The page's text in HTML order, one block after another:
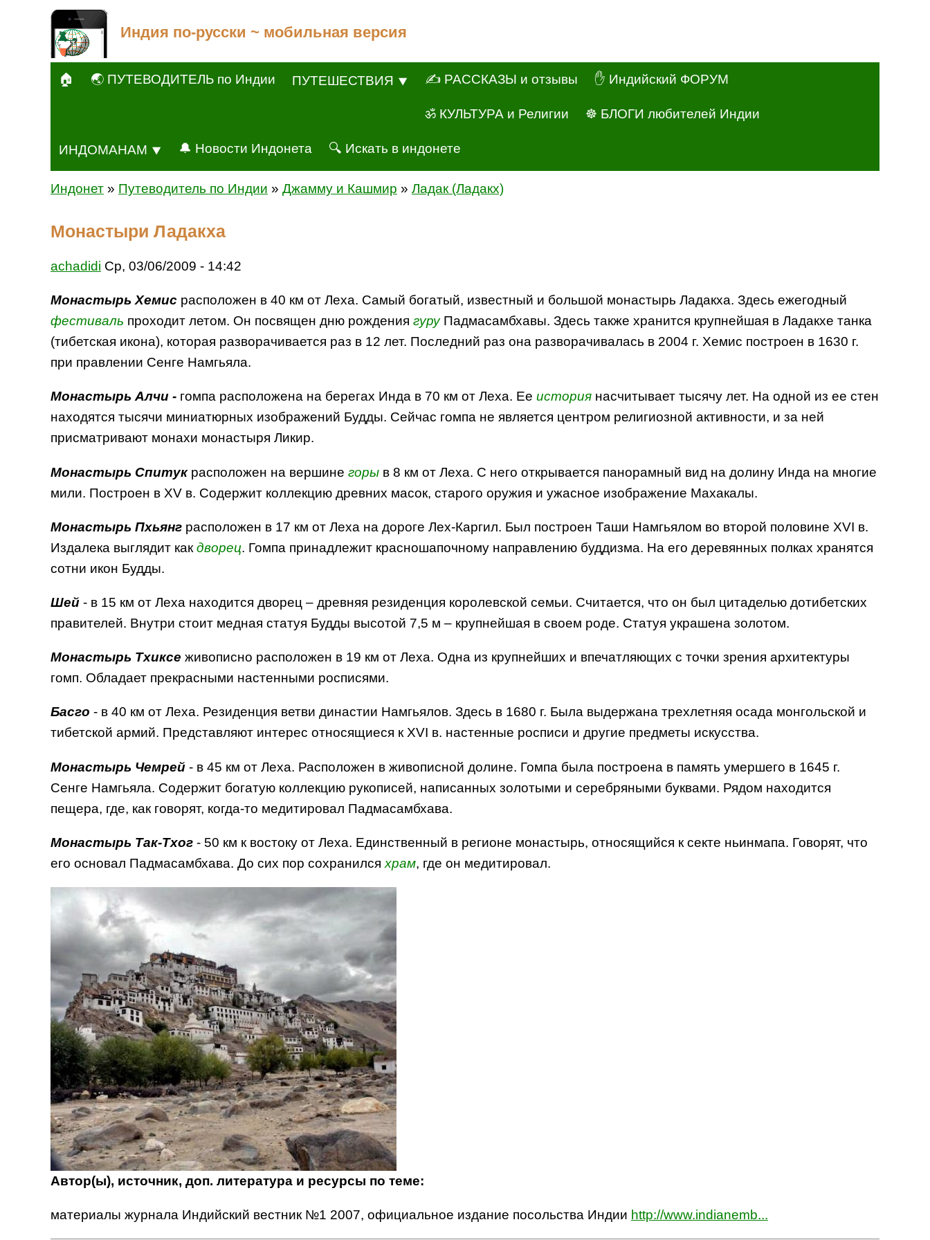
Индия по-русски ~ мобильная версия
🏠 🌏 ПУТЕВОДИТЕЛЬ по Индии ПУТЕШЕСТВИЯ ⯆ ✍ РАССКАЗЫ и отзывы ✋ Индийский ФОРУМ
ॐ КУЛЬТУРА и Религии ☸ БЛОГИ любителей Индии
ИНДОМАНАМ ⯆ 🔔 Новости Индонета 🔍 Искать в индонете
Индонет» Путеводитель по Индии » Джамму и Кашмир » Ладак (Ладакх)
Монастыри Ладакха
achadidi Ср, 03/06/2009 - 14:42
Монастырь Хемис расположен в 40 км от Леха. Самый богатый, известный и большой монастырь Ладакха. Здесь ежегодный
фестиваль проходит летом. Он посвящен дню рождения гуруПадмасамбхавы. Здесь также хранится крупнейшая в Ладакхе танка
(тибетская икона), которая разворачивается раз в 12 лет. Последний раз она разворачивалась в 2004 г. Хемис построен в 1630 г.
при правлении Сенге Намгьяла.
Монастырь Алчи - гомпа расположена на берегах Инда в 70 км от Леха. Ее историянасчитывает тысячу лет. На одной из ее стен
находятся тысячи миниатюрных изображений Будды. Сейчас гомпа не является центром религиозной активности, и за ней
присматривают монахи монастыря Ликир.
Монастырь Спитукрасположен на вершине горыв 8 км от Леха. С него открывается панорамный вид на долину Инда на многие
мили. Построен в XV в. Содержит коллекцию древних масок, старого оружия и ужасное изображение Махакалы.
Монастырь Пхьянг расположен в 17 км от Леха на дороге Лех-Каргил. Был построен Таши Намгьялом во второй половине XVI в.
Издалека выглядит как дворец. Гомпа принадлежит красношапочному направлению буддизма. На его деревянных полках хранятся
сотни икон Будды.
Шей- в 15 км от Леха находится дворец – древняя резиденция королевской семьи. Считается, что он был цитаделью дотибетских
правителей. Внутри стоит медная статуя Будды высотой 7,5 м – крупнейшая в своем роде. Статуя украшена золотом.
Монастырь Тхиксе живописно расположен в 19 км от Леха. Одна из крупнейших и впечатляющих с точки зрения архитектуры
гомп. Обладает прекрасными настенными росписями.
Басго - в 40 км от Леха. Резиденция ветви династии Намгьялов. Здесь в 1680 г. Была выдержана трехлетняя осада монгольской и
тибетской армий. Представляют интерес относящиеся к XVI в. настенные росписи и другие предметы искусства.
Монастырь Чемрей- в 45 км от Леха. Расположен в живописной долине. Гомпа была построена в память умершего в 1645 г.
Сенге Намгьяла. Содержит богатую коллекцию рукописей, написанных золотыми и серебряными буквами. Рядом находится
пещера, где, как говорят, когда-то медитировал Падмасамбхава.
Монастырь Так-Тхог- 50 км к востоку от Леха. Единственный в регионе монастырь, относящийся к секте ньинмапа. Говорят, что
его основал Падмасамбхава. До сих пор сохранился храм, где он медитировал.
Автор(ы), источник, доп. литература и ресурсы по теме:
материалы журнала Индийский вестник №1 2007, официальное издание посольства Индии http://www.indianemb...